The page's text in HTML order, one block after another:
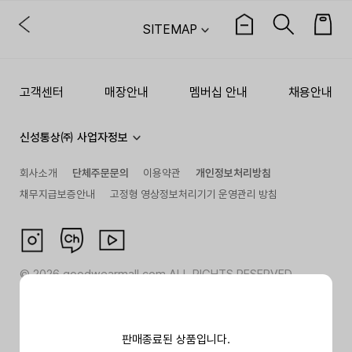
판매종료된 상품입니다.
SITEMAP
고객센터 매장안내 멤버십 안내 채용안내
신성통상㈜ 사업자정보
회사소개 단체주문문의 이용약관
개인정보처리방침
채무지급보증안내
고정형 영상정보처리기기 운영관리 방침
©2026goodwearmall.com ALL RIGHTS RESERVED